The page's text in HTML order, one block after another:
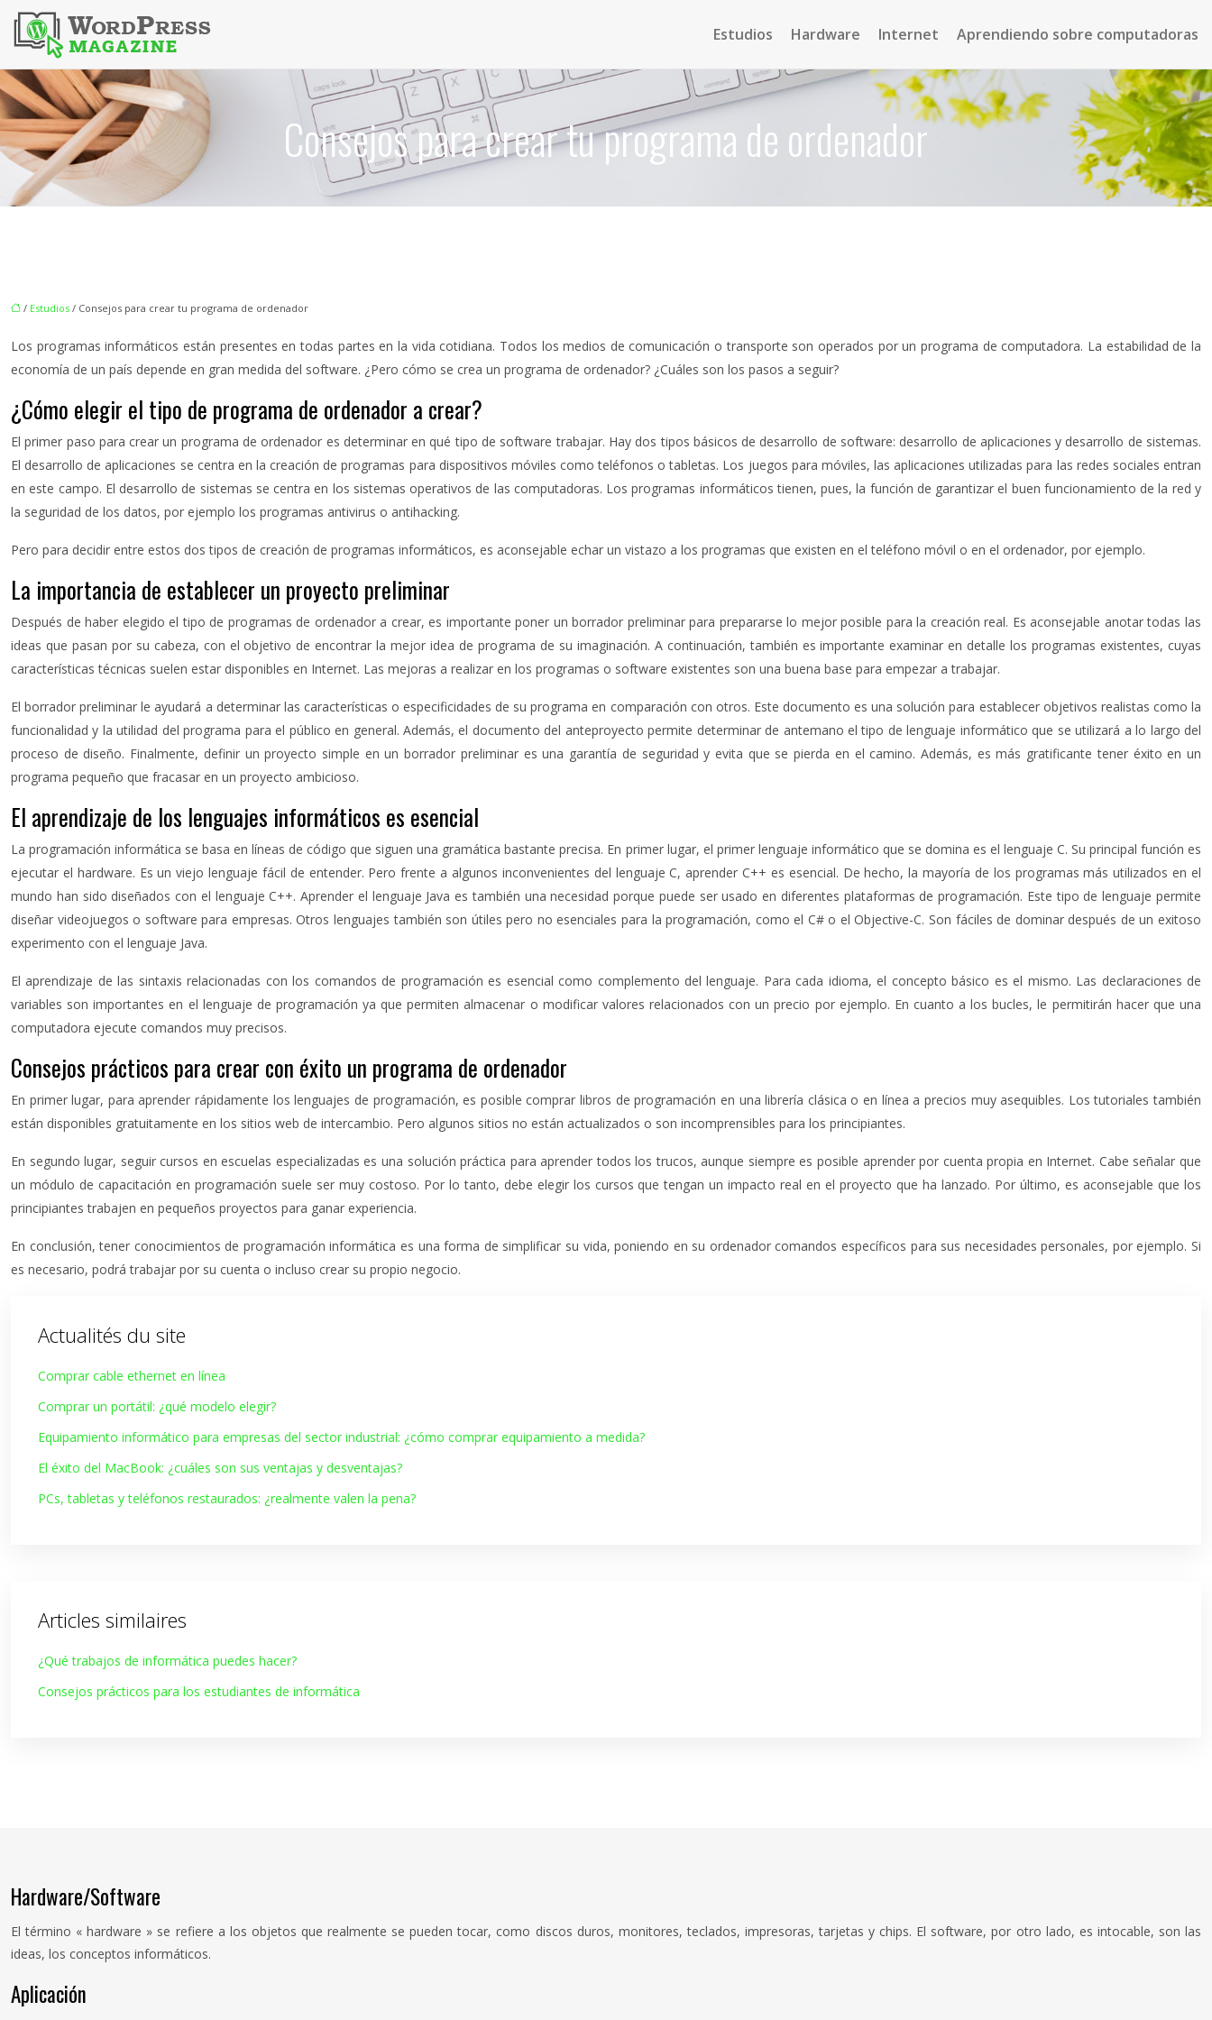
Estudios Hardware Internet Aprendiendo sobre computadoras
Consejos para crear tu programa de ordenador
/ Estudios / Consejos para crear tu programa de ordenador
Los programas informáticos están presentes en todas partes en la vida cotidiana. Todos los medios de comunicación o transporte son operados por un programa de computadora. La estabilidad de la
economía de un país depende en gran medida del software. ¿Pero cómo se crea un programa de ordenador? ¿Cuáles son los pasos a seguir?
¿Cómo elegir el tipo de programa de ordenador a crear?
El primer paso para crear un programa de ordenador es determinar en qué tipo de software trabajar. Hay dos tipos básicos de desarrollo de software: desarrollo de aplicaciones y desarrollo de sistemas.
El desarrollo de aplicaciones se centra en la creación de programas para dispositivos móviles como teléfonos o tabletas. Los juegos para móviles, las aplicaciones utilizadas para las redes sociales entran
en este campo. El desarrollo de sistemas se centra en los sistemas operativos de las computadoras. Los programas informáticos tienen, pues, la función de garantizar el buen funcionamiento de la red y
la seguridad de los datos, por ejemplo los programas antivirus o antihacking.
Pero para decidir entre estos dos tipos de creación de programas informáticos, es aconsejable echar un vistazo a los programas que existen en el teléfono móvil o en el ordenador, por ejemplo.
La importancia de establecer un proyecto preliminar
Después de haber elegido el tipo de programas de ordenador a crear, es importante poner un borrador preliminar para prepararse lo mejor posible para la creación real. Es aconsejable anotar todas las
ideas que pasan por su cabeza, con el objetivo de encontrar la mejor idea de programa de su imaginación. A continuación, también es importante examinar en detalle los programas existentes, cuyas
características técnicas suelen estar disponibles en Internet. Las mejoras a realizar en los programas o software existentes son una buena base para empezar a trabajar.
El borrador preliminar le ayudará a determinar las características o especificidades de su programa en comparación con otros. Este documento es una solución para establecer objetivos realistas como la
funcionalidad y la utilidad del programa para el público en general. Además, el documento del anteproyecto permite determinar de antemano el tipo de lenguaje informático que se utilizará a lo largo del
proceso de diseño. Finalmente, definir un proyecto simple en un borrador preliminar es una garantía de seguridad y evita que se pierda en el camino. Además, es más gratificante tener éxito en un
programa pequeño que fracasar en un proyecto ambicioso.
El aprendizaje de los lenguajes informáticos es esencial
La programación informática se basa en líneas de código que siguen una gramática bastante precisa. En primer lugar, el primer lenguaje informático que se domina es el lenguaje C. Su principal función es
ejecutar el hardware. Es un viejo lenguaje fácil de entender. Pero frente a algunos inconvenientes del lenguaje C, aprender C++ es esencial. De hecho, la mayoría de los programas más utilizados en el
mundo han sido diseñados con el lenguaje C++. Aprender el lenguaje Java es también una necesidad porque puede ser usado en diferentes plataformas de programación. Este tipo de lenguaje permite
diseñar videojuegos o software para empresas. Otros lenguajes también son útiles pero no esenciales para la programación, como el C# o el Objective-C. Son fáciles de dominar después de un exitoso
experimento con el lenguaje Java.
El aprendizaje de las sintaxis relacionadas con los comandos de programación es esencial como complemento del lenguaje. Para cada idioma, el concepto básico es el mismo. Las declaraciones de
variables son importantes en el lenguaje de programación ya que permiten almacenar o modificar valores relacionados con un precio por ejemplo. En cuanto a los bucles, le permitirán hacer que una
computadora ejecute comandos muy precisos.
Consejos prácticos para crear con éxito un programa de ordenador
En primer lugar, para aprender rápidamente los lenguajes de programación, es posible comprar libros de programación en una librería clásica o en línea a precios muy asequibles. Los tutoriales también
están disponibles gratuitamente en los sitios web de intercambio. Pero algunos sitios no están actualizados o son incomprensibles para los principiantes.
En segundo lugar, seguir cursos en escuelas especializadas es una solución práctica para aprender todos los trucos, aunque siempre es posible aprender por cuenta propia en Internet. Cabe señalar que
un módulo de capacitación en programación suele ser muy costoso. Por lo tanto, debe elegir los cursos que tengan un impacto real en el proyecto que ha lanzado. Por último, es aconsejable que los
principiantes trabajen en pequeños proyectos para ganar experiencia.
En conclusión, tener conocimientos de programación informática es una forma de simplificar su vida, poniendo en su ordenador comandos específicos para sus necesidades personales, por ejemplo. Si
es necesario, podrá trabajar por su cuenta o incluso crear su propio negocio.
Actualités du site
Comprar cable ethernet en línea
Comprar un portátil: ¿qué modelo elegir?
Equipamiento informático para empresas del sector industrial: ¿cómo comprar equipamiento a medida?
El éxito del MacBook: ¿cuáles son sus ventajas y desventajas?
PCs, tabletas y teléfonos restaurados: ¿realmente valen la pena?
Articles similaires
¿Qué trabajos de informática puedes hacer?
Consejos prácticos para los estudiantes de informática
Hardware/Software
El término « hardware » se refiere a los objetos que realmente se pueden tocar, como discos duros, monitores, teclados, impresoras, tarjetas y chips. El software, por otro lado, es intocable, son las
ideas, los conceptos informáticos.
Aplicación